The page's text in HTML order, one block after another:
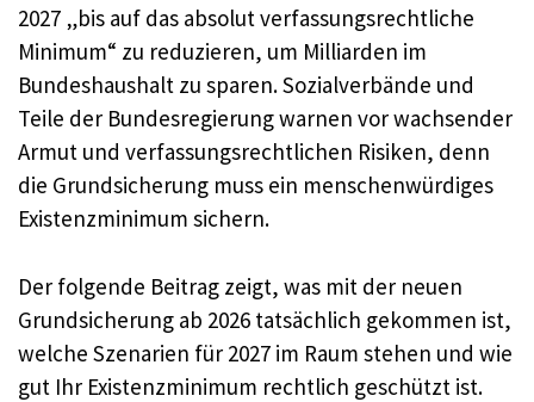
2027 „bis auf das absolut verfassungsrechtliche
Minimum“ zu reduzieren, um Milliarden im
Bundeshaushalt zu sparen. Sozialverbände und
Teile der Bundesregierung warnen vor wachsender
Armut und verfassungsrechtlichen Risiken, denn
die Grundsicherung muss ein menschenwürdiges
Existenzminimum sichern.
Der folgende Beitrag zeigt, was mit der neuen
Grundsicherung ab 2026 tatsächlich gekommen ist,
welche Szenarien für 2027 im Raum stehen und wie
gut Ihr Existenzminimum rechtlich geschützt ist.